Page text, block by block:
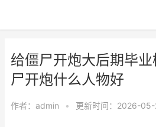
给僵尸开炮大后期毕
尸开炮什么人物好
作者： admin • 更新时间：2026-